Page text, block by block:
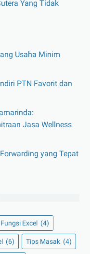
Yang Tidak
Usaha Minim
PTN Favorit dan
Jasa Wellness
yang Tepat
Fungsi Excel (4)
(6) Tips Masak (4)